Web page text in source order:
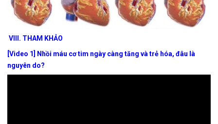
VIII. THAM KHẢO
[Video 1] Nhồi máu cơ tim ngày càng tăng và trẻ hóa, đâu là
nguyên do?